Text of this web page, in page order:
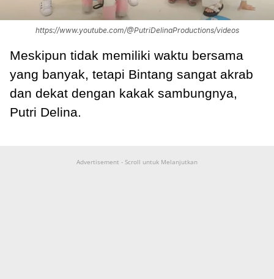
https://www.youtube.com/@PutriDelinaProductions/videos
Meskipun tidak memiliki waktu bersama
yang banyak, tetapi Bintang sangat akrab
dan dekat dengan kakak sambungnya,
Putri Delina.
Advertisement - Scroll untuk Melanjutkan